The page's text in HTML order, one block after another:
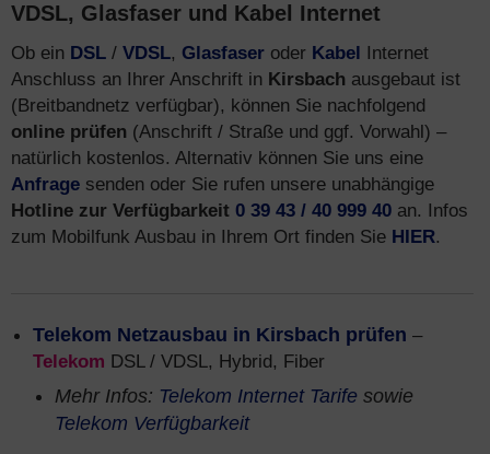
VDSL, Glasfaser und Kabel Internet
Ob ein DSL / VDSL, Glasfaser oder Kabel Internet
Anschluss an Ihrer Anschrift in Kirsbach ausgebaut ist
(Breitbandnetz verfügbar), können Sie nachfolgend
online prüfen (Anschrift / Straße und ggf. Vorwahl) –
natürlich kostenlos. Alternativ können Sie uns eine
Anfrage senden oder Sie rufen unsere unabhängige
Hotline zur Verfügbarkeit 0 39 43 / 40 999 40 an. Infos
zum Mobilfunk Ausbau in Ihrem Ort finden Sie HIER.
Telekom Netzausbau in Kirsbach prüfen –
Telekom DSL / VDSL, Hybrid, Fiber
Mehr Infos: Telekom Internet Tarife sowie
Telekom Verfügbarkeit